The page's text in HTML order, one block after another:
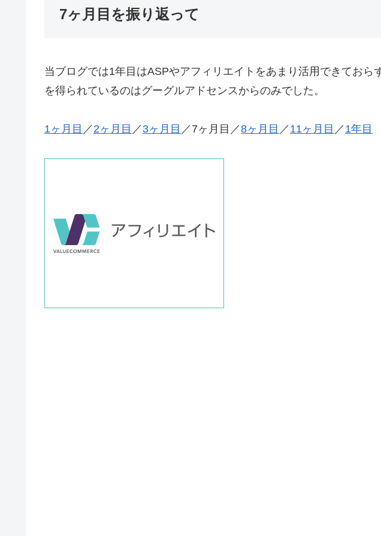
7ヶ月目を振り返って
当ブログでは1年目はASPやアフィリエイトをあまり活用できておら
を得られているのはグーグルアドセンスからのみでした。
1ヶ月目 ／ 2ヶ月目 ／ 3ヶ月目 ／7ヶ月目／8ヶ月目 ／ 11ヶ月目 ／ 1年目